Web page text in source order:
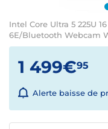
Intel Core Ultra 5 225U
6E/Bluetooth Webcam
1 499€95
Alerte baisse de